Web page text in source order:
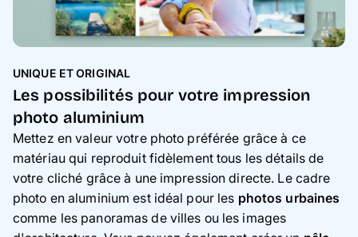
UNIQUE ET ORIGINAL
Les possibilités pour votre impression
photo aluminium
Mettez en valeur votre photo préférée grâce à ce
matériau qui reproduit fidèlement tous les détails de
votre cliché grâce à une impression directe. Le cadre
photo en aluminium est idéal pour les photos urbaines
comme les panoramas de villes ou les images